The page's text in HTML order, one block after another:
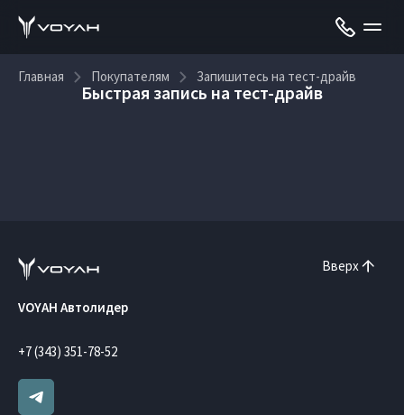
Главная Покупателям Запишитесь на тест-драйв
Быстрая запись на тест-драйв
Вверх
VOYAH Автолидер
+7 (343) 351-78-52